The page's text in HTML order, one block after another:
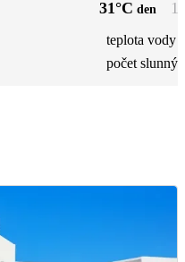
31°C den
teplota vody
počet